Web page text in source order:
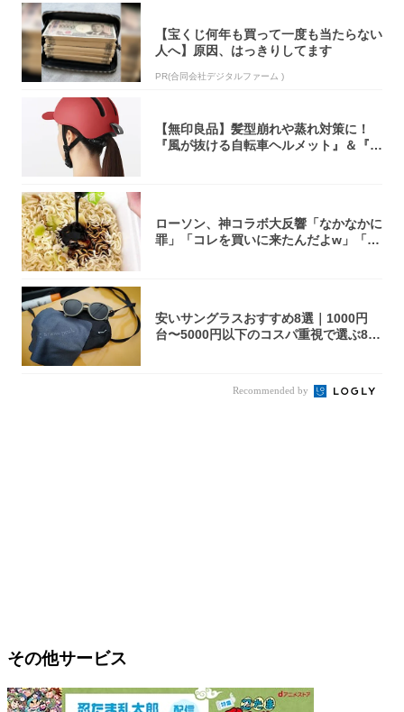
【宝くじ何年も買って一度も当たらない
人へ】原因、はっきりしてます
PR(合同会社デジタルファーム )
【無印良品】髪型崩れや蒸れ対策に！
『風が抜ける自転車ヘルメット』＆『2
ローソン、神コラボ大反響「なかなかに
罪」「コレを買いに来たんだよw」「３
安いサングラスおすすめ8選｜1000円
台〜5000円以下のコスパ重視で選ぶ8本
Recommended by
その他サービス